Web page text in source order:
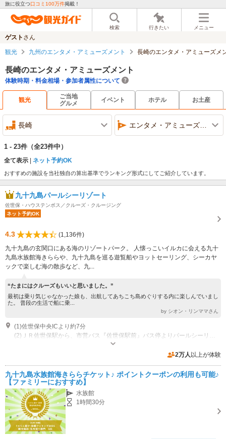
旅に役立つ口コミ100万件掲載！
検索 行きたい メニュー
ゲスト さん
観光 九州のエンタメ・アミューズメント 長崎のエンタメ・アミューズメ
長崎のエンタメ・アミューズメント
体験時期・料金相場・参加者属性について
観光
ご当地
グルメ
イベント ホテル お土産
長崎 エンタメ・アミューズメント
1 - 23件 （全23件中）
全て表示 ネット予約OK
おすすめの施設を当社独自の算出基準でランキング形式にしてご紹介しています。
九十九島パールシーリゾート
佐世保・ハウステンボス／クルーズ・クルージング
ネット予約OK
4.3
(1,136件)
九十九島の玄関口にある海のリゾートパーク。 人懐っこいイルカに会える九十
九島水族館海きららや、九十九島を巡る遊覧船やヨットセーリング、シーカヤ
ックで楽しむ海の散歩など、九...
“たまにはクルーズもいいと思いました。”
最初は乗り気じゃなかった娘も、出航してあちこち島めぐりする内に楽しんでいまし
た。 普段の生活で船に乗...
by シオン・リンママさん
(1)佐世保中央ICより約7分
営業時間：海きらら 3月～10月 9時～18時 11月～2月 9時～17時（最終
入館は閉館の30分前） 営業時間：パールクィーン ［出航予定時刻］10時
2万人 以上が体験
九十九島水族館海きららチケット♪ ポイントクーポンの利用も可能♪
【ファミリーにおすすめ】
水族館
1時間30分